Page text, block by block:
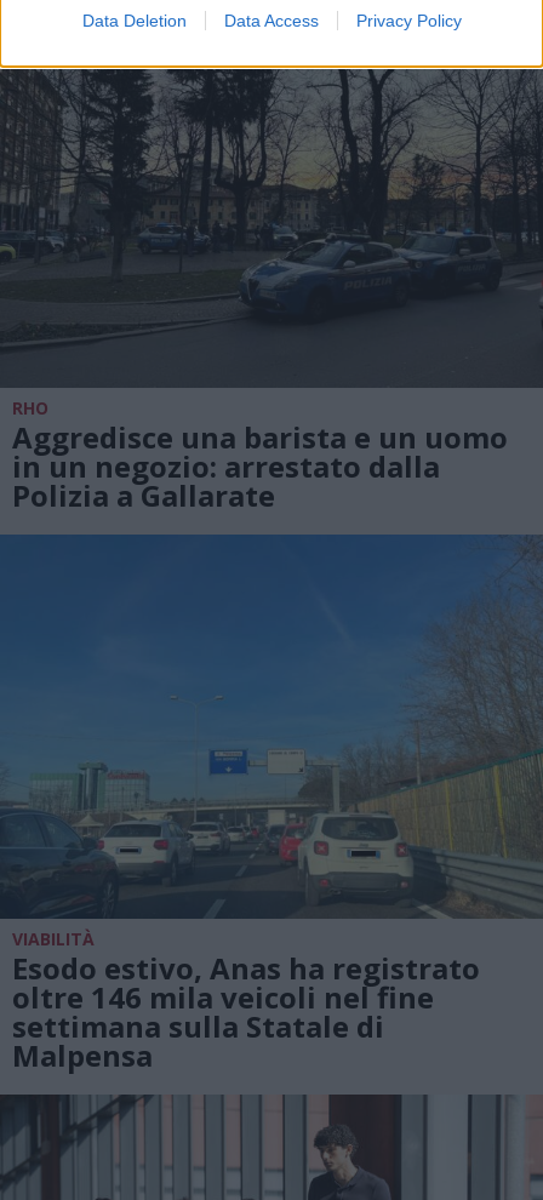
Data Deletion Data Access Privacy Policy
RHO
Aggredisce una barista e un uomo
in un negozio: arrestato dalla
Polizia a Gallarate
VIABILITÀ
Esodo estivo, Anas ha registrato
oltre 146 mila veicoli nel fine
settimana sulla Statale di
Malpensa